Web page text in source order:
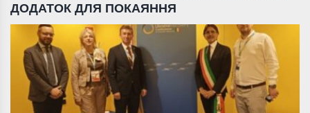
ДОДАТОК ДЛЯ ПОКАЯННЯ